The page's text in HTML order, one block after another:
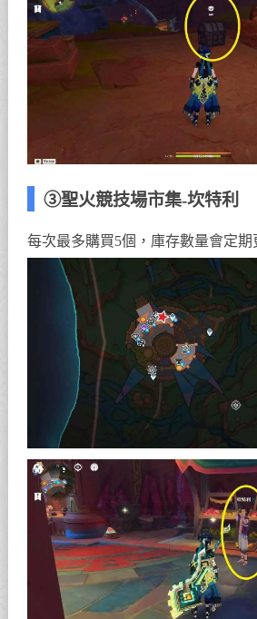
③聖火競技場市集-坎特利
每次最多購買5個，庫存數量會定期